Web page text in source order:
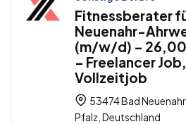
Fitnessberater
Neuenahr-
(m/w/d) –
– Freelancer
Vollzeitjob
53474 Bad
Pfalz, Deutschland